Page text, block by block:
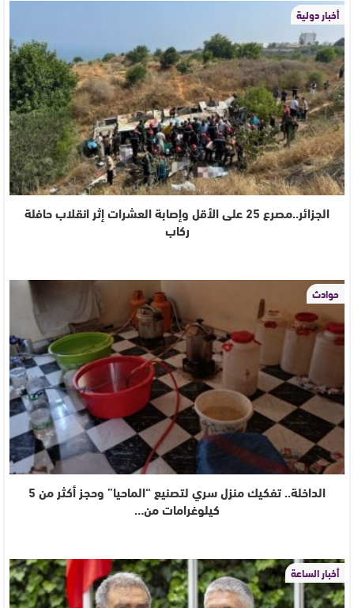
أخبار دولية
الجزائر..مصرع 25 على الأقل وإصابة العشرات إثر انقلاب حافلة
ركاب
حوادث
الداخلة.. تفكيك منزل سري لتصنيع “الماحيا” وحجز أكثر من 5
كيلوغرامات من…
أخبار الساعة